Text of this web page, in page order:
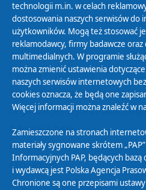
Polityka Prywatności
Zasady korzystania z Serwisu
Organizacje Pożytku Publicznego
Cyfryzacja DAB+
Polityka ochrony danych
Abonament
Zamówienia publiczne
technologii m.in. w celach
dostosowania naszych serwisów do
użytkowników. Mogą też stosować
reklamodawcy, firmy badawcze oraz
multimedialnych. W programie
można zmienić ustawienia
naszych serwisów internetowych
cookies oznacza, że będą one
Więcej informacji można znaleźć w
Zamieszczone na stronach
materiały sygnowane skrótem
Informacyjnych PAP, będących
i wydawcą jest Polska Agencja
Chronione są one przepisami